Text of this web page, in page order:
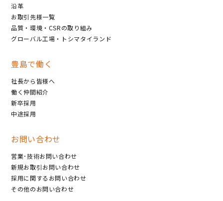
沿革
お取引先様一覧
品質・環境・CSRの取り組み
グローバル工場・トシマタイランド
豊島で働く
社長から皆様へ
働く仲間紹介
新卒採用
中途採用
お問い合わせ
営業･技術お問い合わせ
新規お取引お問い合わせ
採用に関するお問い合わせ
その他のお問い合わせ